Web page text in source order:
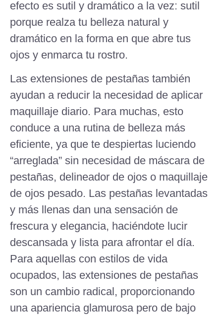
efecto es sutil y dramático a la vez: sutil
porque realza tu belleza natural y
dramático en la forma en que abre tus
ojos y enmarca tu rostro.
Las extensiones de pestañas también
ayudan a reducir la necesidad de aplicar
maquillaje diario. Para muchas, esto
conduce a una rutina de belleza más
eficiente, ya que te despiertas luciendo
“arreglada” sin necesidad de máscara de
pestañas, delineador de ojos o maquillaje
de ojos pesado. Las pestañas levantadas
y más llenas dan una sensación de
frescura y elegancia, haciéndote lucir
descansada y lista para afrontar el día.
Para aquellas con estilos de vida
ocupados, las extensiones de pestañas
son un cambio radical, proporcionando
una apariencia glamurosa pero de bajo